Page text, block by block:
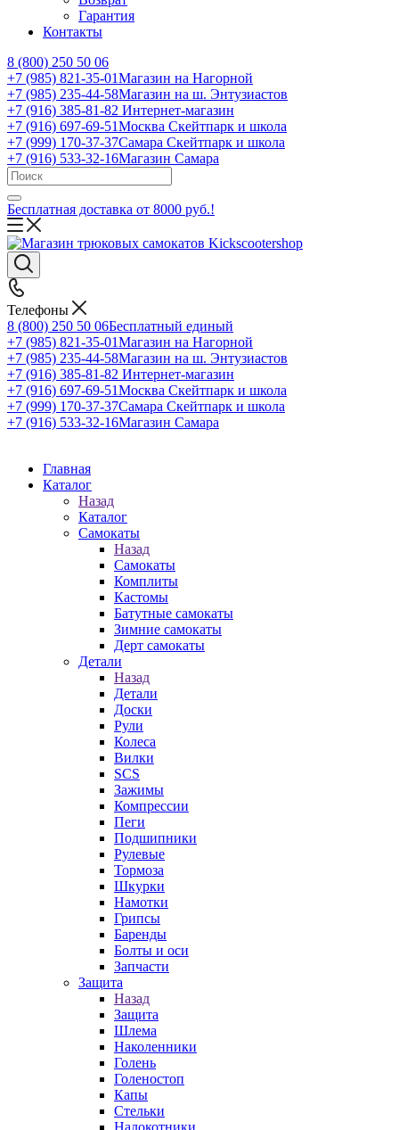
Гарантия
Контакты
8 (800) 250 50 06
+7 (985) 821-35-01Магазин на Нагорной
+7 (985) 235-44-58Магазин на ш. Энтузиастов
+7 (916) 385-81-82 Интернет-магазин
+7 (916) 697-69-51Москва Скейтпарк и школа
+7 (999) 170-37-37Самара Скейтпарк и школа
+7 (916) 533-32-16Магазин Самара
Бесплатная доставка от 8000 руб.!
Телефоны
8 (800) 250 50 06Бесплатный единый
+7 (985) 821-35-01Магазин на Нагорной
+7 (985) 235-44-58Магазин на ш. Энтузиастов
+7 (916) 385-81-82 Интернет-магазин
+7 (916) 697-69-51Москва Скейтпарк и школа
+7 (999) 170-37-37Самара Скейтпарк и школа
+7 (916) 533-32-16Магазин Самара
Главная
Каталог
Назад
Каталог
Самокаты
Назад
Самокаты
Комплиты
Кастомы
Батутные самокаты
Зимние самокаты
Дерт самокаты
Детали
Назад
Детали
Доски
Рули
Колеса
Вилки
SCS
Зажимы
Компрессии
Пеги
Подшипники
Рулевые
Тормоза
Шкурки
Намотки
Грипсы
Баренды
Болты и оси
Запчасти
Защита
Назад
Защита
Шлема
Наколенники
Голень
Голеностоп
Капы
Стельки
Налокотники